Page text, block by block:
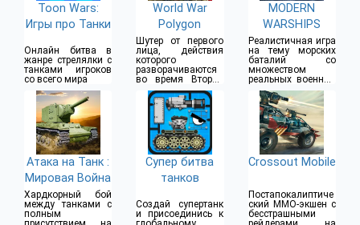
Toon Wars:
Игры про Танки
Онлайн битва в
жанре стрелялки с
танками игроков
со всего мира
World War
Polygon
Шутер от первого
лица, действия
которого
разворачиваются
во время Второй
мировой войны
MODERN
WARSHIPS
Реалистичная игра
на тему морских
баталий со
множеством
реальных военных
кораблей
Атака на Танк :
Мировая Война
Хардкорный бой
между танками с
полным
Супер битва
танков
Создай супертанк
и присоединись к
Crossout Mobile
Постапокалиптиче
ский MMO-экшен с
бесстрашными